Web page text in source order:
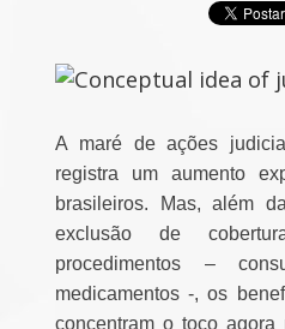
A maré de ações
registra um aumento
brasileiros. Mas, além
exclusão de
procedimentos –
medicamentos -, os
concentram o toco agora